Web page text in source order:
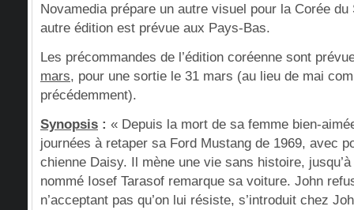
Novamedia prépare un autre visuel pour la Corée du
autre édition est prévue aux Pays-Bas.
Les précommandes de l’édition coréenne sont
mars, pour une sortie le 31 mars (au lieu de mai
précédemment).
Synopsis : « Depuis la mort de sa femme bien-
journées à retaper sa Ford Mustang de 1969, avec
chienne Daisy. Il mène une vie sans histoire,
nommé Iosef Tarasof remarque sa voiture. John
n’acceptant pas qu’on lui résiste, s’introduit chez